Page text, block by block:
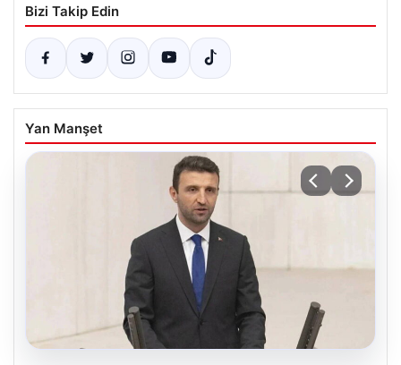
Bizi Takip Edin
Yan Manşet